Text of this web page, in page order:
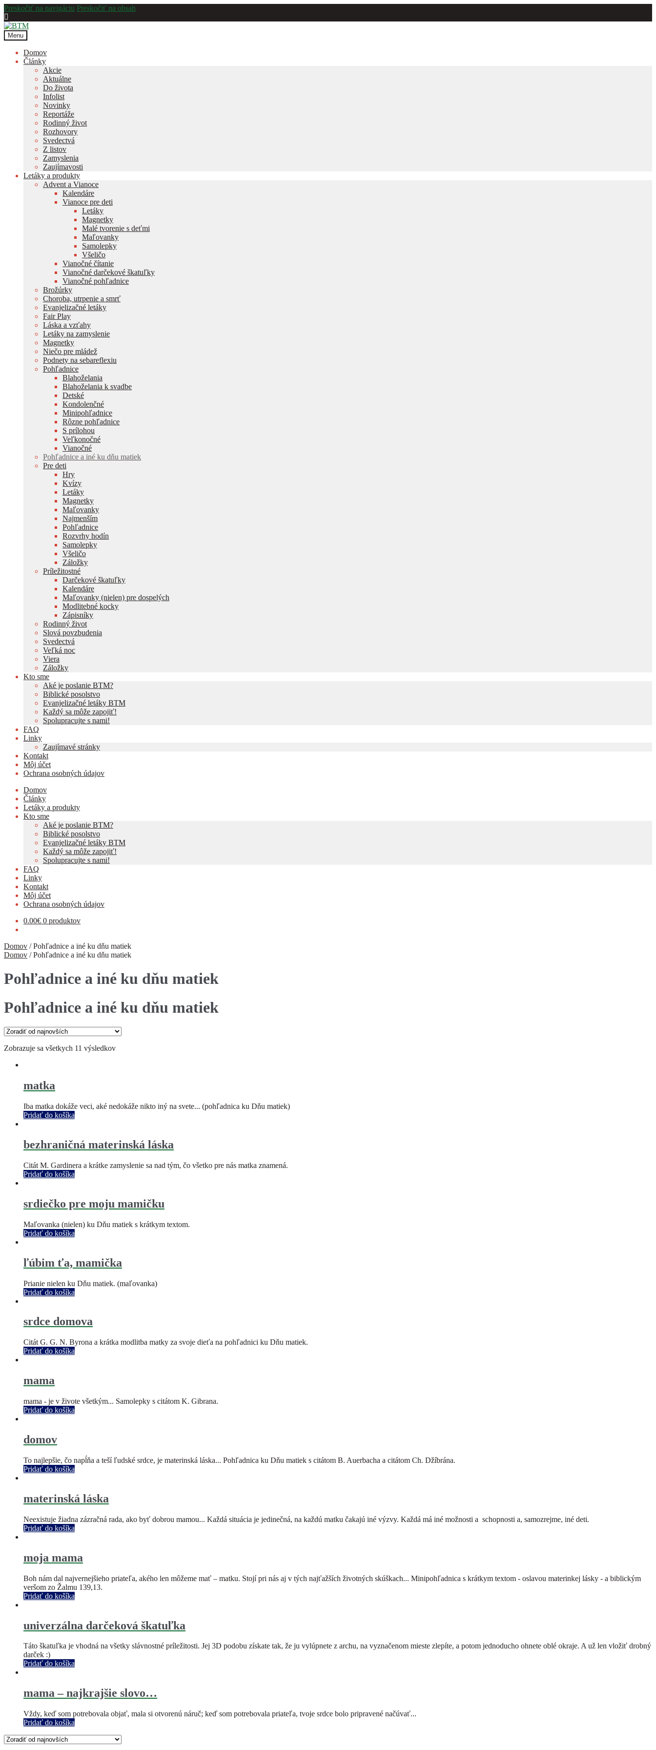
Preskočiť na navigáciu Preskočiť na obsah
Menu
Domov
Články
Akcie
Aktuálne
Do života
Infolist
Novinky
Reportáže
Rodinný život
Rozhovory
Svedectvá
Z listov
Zamyslenia
Zaujímavosti
Letáky a produkty
Advent a Vianoce
Kalendáre
Vianoce pre deti
Letáky
Magnetky
Malé tvorenie s deťmi
Maľovanky
Samolepky
Všeličo
Vianočné čítanie
Vianočné darčekové škatuľky
Vianočné pohľadnice
Brožúrky
Choroba, utrpenie a smrť
Evanjelizačné letáky
Fair Play
Láska a vzťahy
Letáky na zamyslenie
Magnetky
Niečo pre mládež
Podnety na sebareflexiu
Pohľadnice
Blahoželania
Blahoželania k svadbe
Detské
Kondolenčné
Minipohľadnice
Rôzne pohľadnice
S prílohou
Veľkonočné
Vianočné
Pohľadnice a iné ku dňu matiek
Pre deti
Hry
Kvízy
Letáky
Magnetky
Maľovanky
Najmenším
Pohľadnice
Rozvrhy hodín
Samolepky
Všeličo
Záložky
Príležitostné
Darčekové škatuľky
Kalendáre
Maľovanky (nielen) pre dospelých
Modlitebné kocky
Zápisníky
Rodinný život
Slová povzbudenia
Svedectvá
Veľká noc
Viera
Záložky
Kto sme
Aké je poslanie BTM?
Biblické posolstvo
Evanjelizačné letáky BTM
Každý sa môže zapojiť!
Spolupracujte s nami!
FAQ
Linky
Zaujímavé stránky
Kontakt
Môj účet
Ochrana osobných údajov
Domov
Články
Letáky a produkty
Kto sme
Aké je poslanie BTM?
Biblické posolstvo
Evanjelizačné letáky BTM
Každý sa môže zapojiť!
Spolupracujte s nami!
FAQ
Linky
Kontakt
Môj účet
Ochrana osobných údajov
0.00€ 0 produktov
Domov /Pohľadnice a iné ku dňu matiek
Domov /Pohľadnice a iné ku dňu matiek
Pohľadnice a iné ku dňu matiek
Pohľadnice a iné ku dňu matiek
Zobrazuje sa všetkych 11 výsledkov
matka
Iba matka dokáže veci, aké nedokáže nikto iný na svete... (pohľadnica ku Dňu matiek)
Pridať do košíka
bezhraničná materinská láska
Citát M. Gardinera a krátke zamyslenie sa nad tým, čo všetko pre nás matka znamená.
Pridať do košíka
srdiečko pre moju mamičku
Maľovanka (nielen) ku Dňu matiek s krátkym textom.
Pridať do košíka
ľúbim ťa, mamička
Prianie nielen ku Dňu matiek. (maľovanka)
Pridať do košíka
srdce domova
Citát G. G. N. Byrona a krátka modlitba matky za svoje dieťa na pohľadnici ku Dňu matiek.
Pridať do košíka
mama
mama - je v živote všetkým... Samolepky s citátom K. Gibrana.
Pridať do košíka
domov
To najlepšie, čo napĺňa a teší ľudské srdce, je materinská láska... Pohľadnica ku Dňu matiek s citátom B. Auerbacha a citátom Ch. Džíbrána.
Pridať do košíka
materinská láska
Neexistuje žiadna zázračná rada, ako byť dobrou mamou... Každá situácia je jedinečná, na každú matku čakajú iné výzvy. Každá má iné možnosti a schopnosti a, samozrejme, iné deti.
Pridať do košíka
moja mama
Boh nám dal najvernejšieho priateľa, akého len môžeme mať – matku. Stojí pri nás aj v tých najťažších životných skúškach... Minipohľadnica s krátkym textom - oslavou materinkej lásky - a biblickým
veršom zo Žalmu 139,13.
Pridať do košíka
univerzálna darčeková škatuľka
Táto škatuľka je vhodná na všetky slávnostné príležitosti. Jej 3D podobu získate tak, že ju vylúpnete z archu, na vyznačenom mieste zlepíte, a potom jednoducho ohnete oblé okraje. A už len vložiť drobný
darček :)
Pridať do košíka
mama – najkrajšie slovo…
Vždy, keď som potrebovala objať, mala si otvorenú náruč; keď som potrebovala priateľa, tvoje srdce bolo pripravené načúvať...
Pridať do košíka